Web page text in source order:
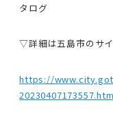
タログ
▽詳細は五島市のサイ
https://